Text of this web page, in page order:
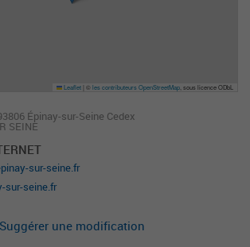
Leaflet ©les contributeurs OpenStreetMap , sous licence ODbL
Épinay-sur-Seine Cedex
SEINE
sur-seine.fr
sur-seine.fr
Suggérer une modification